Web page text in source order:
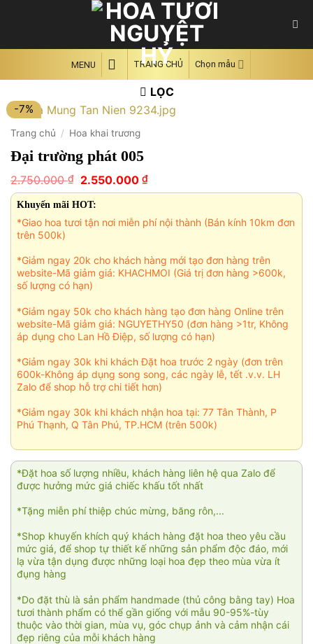
MENU TRANG CHỦ Chọn mẫu
LỌC
-7%
Trang chủ / Hoa khai trương
Đại trường phát 005
2.750.000₫ Giá
gốc
là:
2.750.000 ₫.
2.550.000 ₫Giá
hiện
2.550.000 ₫.
Khuyến mãi HOT:
*Giao hoa tươi tận nơi miễn phí nội thành (Bán kính 10km đơn
trên 500k)
*Giảm ngay 20k cho khách hàng mới tạo đơn hàng trên
website-Mã giảm giá: KHACHMOI (Giá trị đơn hàng >600k,
số lượng có hạn)
*Giảm ngay 50k cho khách hàng tạo đơn hàng Online trên
website-Mã giảm giá: NGUYETHY50 (đơn hàng >1tr, Không
áp dụng cho Lan Hồ Điệp, số lượng có hạn)
*Giảm ngay 30k khi khách Đặt hoa trước 2 ngày (đơn trên
600k-Không áp dụng song song, các ngày lễ, tết .v.v. LH
Zalo để shop hỗ trợ chi tiết hơn)
*Giảm ngay 30k khi khách nhận hoa tại: 77 Tân Thành, P
Phú Thạnh, Q Tân Phú, TP.HCM (trên 500k)
*Đặt hoa số lượng nhiều, khách hàng liên hệ qua Zalo để
được hưởng mức giá chiếc khấu tốt nhất
*Tặng miễn phí thiệp chúc mừng, băng rôn,...
*Shop khuyến khích quý khách hàng đặt hoa theo yêu cầu
mức giá, để shop tự thiết kế những sản phẩm độc đáo, mới
lạ vừa tận dụng được những loại hoa đẹp theo mùa vừa ít
đụng hàng
*Do đặt thù là sản phẩm handmade (thủ công bằng tay) Hoa
tươi thành phẩm có thể gần giống với mẫu 90-95%-tùy
thuộc vào thời gian, mùa vụ, góc chụp ảnh và cảm nhận cái
đẹp riêng của mỗi khách hàng